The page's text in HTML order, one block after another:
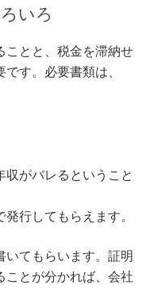
いろ
ことと、税金を滞納せ
す。必要書類は、
がバレるということ
行してもらえます。
てもらいます。証明
ことが分かれば、会社